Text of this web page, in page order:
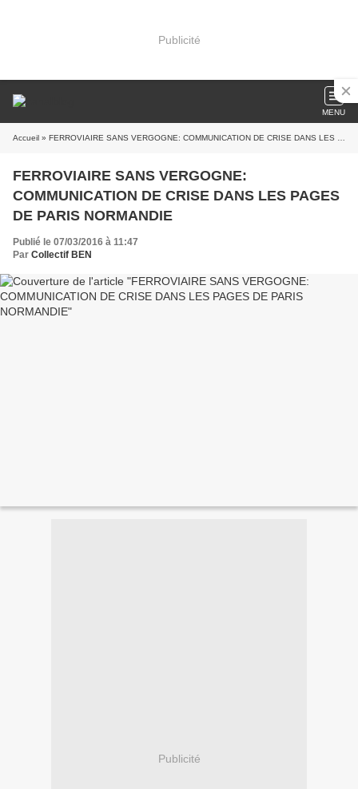
Publicité
MENU
Accueil » FERROVIAIRE SANS VERGOGNE: COMMUNICATION DE CRISE DANS LES PAGES DE PARIS NORMANDIE
FERROVIAIRE SANS VERGOGNE:
COMMUNICATION DE CRISE DANS LES PAGES
DE PARIS NORMANDIE
Publié le 07/03/2016 à 11:47
Par Collectif BEN
Publicité